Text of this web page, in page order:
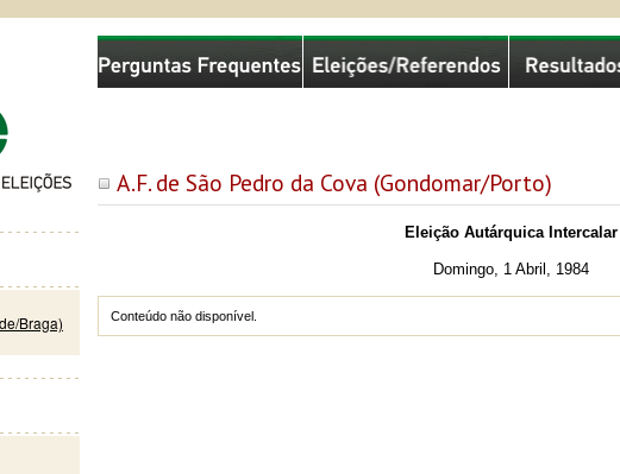
A.F. de São Pedro da Cova (Gondomar/Porto)
Eleição Autárquica Intercalar
Domingo, 1 Abril, 1984
Conteúdo não disponível.
Comissão Nacional de Eleições
Braga)